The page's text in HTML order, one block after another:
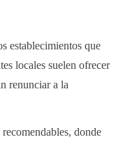
establecimientos que
locales suelen ofrecer
renunciar a la
donde